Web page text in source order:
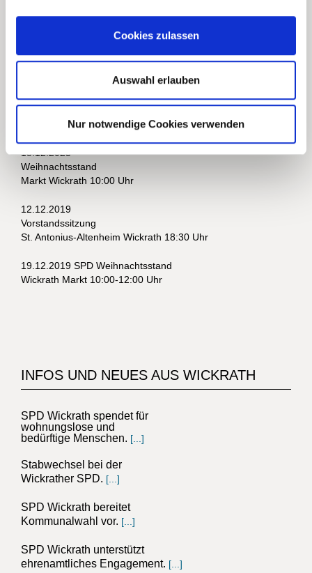
Cookies zulassen
Auswahl erlauben
Nur notwendige Cookies verwenden
Vorstandssitzung
11.12.2025
Vorstandssitzung
Nassauer Stall 18:30 Uhr
18.12.2025
Weihnachtsstand
Markt Wickrath 10:00 Uhr
12.12.2019
Vorstandssitzung
St. Antonius-Altenheim Wickrath 18:30 Uhr
19.12.2019 SPD Weihnachtsstand
Wickrath Markt 10:00-12:00 Uhr
INFOS UND NEUES AUS WICKRATH
SPD Wickrath spendet für
wohnungslose und
bedürftige Menschen. [...]
Stabwechsel bei der
Wickrather SPD. [...]
SPD Wickrath bereitet
Kommunalwahl vor. [...]
SPD Wickrath unterstützt
ehrenamtliches Engagement. [...]